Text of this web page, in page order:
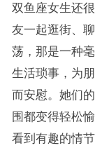
双鱼座女生还
友一起逛街、
荡，那是一种
生活琐事，为
而安慰。她们
围都变得轻松
看到有趣的情